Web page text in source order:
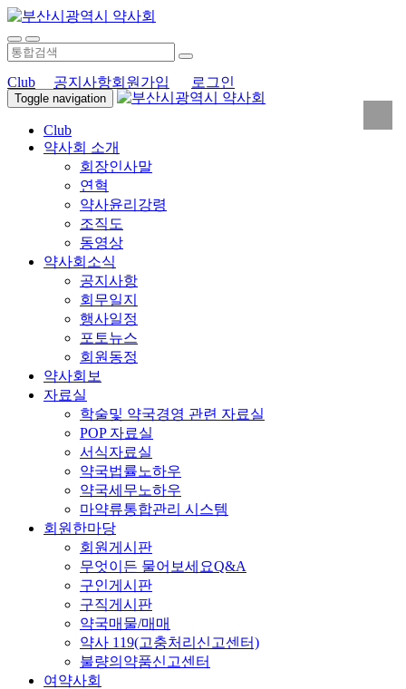
Club 공지사항회원가입 로그인
Toggle navigation
Club
약사회 소개
회장인사말
연혁
약사윤리강령
조직도
동영상
약사회소식
공지사항
회무일지
행사일정
포토뉴스
회원동정
약사회보
자료실
학술및 약국경영 관련 자료실
POP 자료실
서식자료실
약국법률노하우
약국세무노하우
마약류통합관리 시스템
회원한마당
회원게시판
무엇이든 물어보세요Q&A
구인게시판
구직게시판
약국매물/매매
약사 119(고충처리신고센터)
불량의약품신고센터
여약사회